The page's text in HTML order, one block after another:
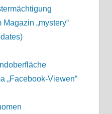
„mystery“
„Facebook-Viewen“